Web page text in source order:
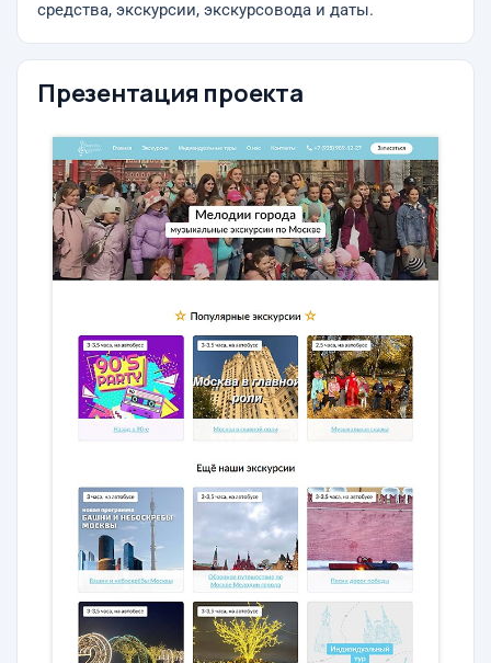
средства, экскурсии, экскурсовода и даты.
Презентация проекта